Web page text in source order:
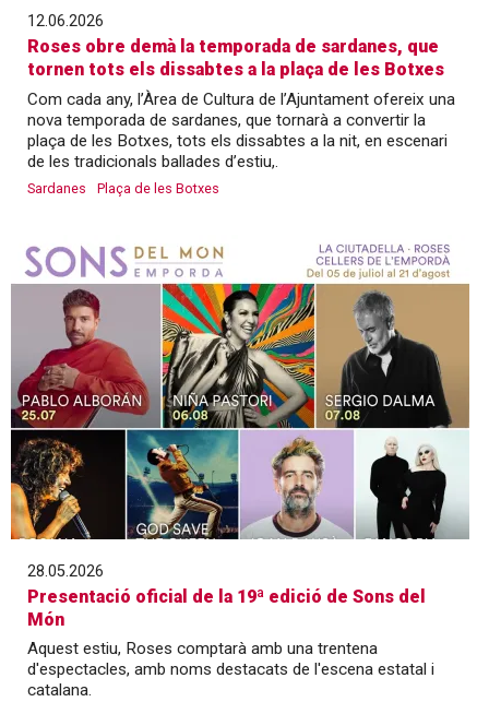
12.06.2026
Roses obre demà la temporada de sardanes, que
tornen tots els dissabtes a la plaça de les Botxes
Com cada any, l’Àrea de Cultura de l’Ajuntament ofereix una
nova temporada de sardanes, que tornarà a convertir la
plaça de les Botxes, tots els dissabtes a la nit, en escenari
de les tradicionals ballades d’estiu,.
Sardanes Plaça de les Botxes
28.05.2026
Presentació oficial de la 19ª edició de Sons del
Món
Aquest estiu, Roses comptarà amb una trentena
d'espectacles, amb noms destacats de l'escena estatal i
catalana.